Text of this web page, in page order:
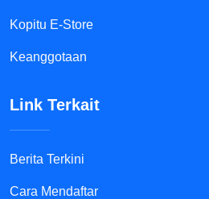
Kopitu E-Store
Keanggotaan
Link Terkait
Berita Terkini
Cara Mendaftar